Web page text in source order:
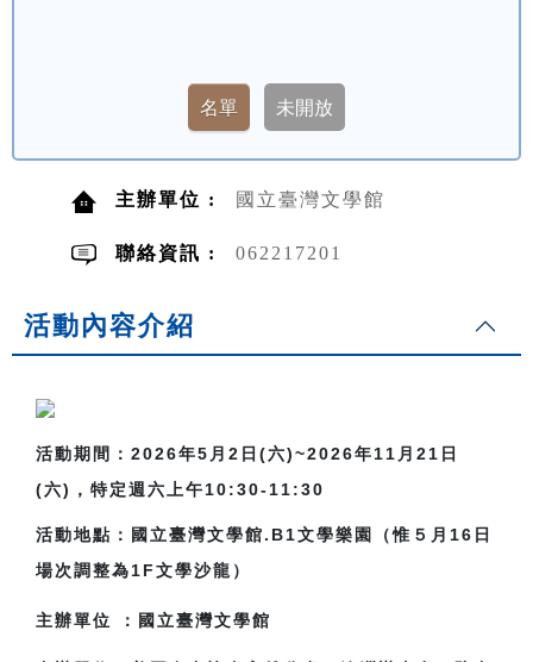
主辦單位 : 國立臺灣文學館
聯絡資訊 : 062217201
活動內容介紹
活動期間：2026年5月2日(六)~2026年11月21日
(六)，特定週六上午10:30-11:30
活動地點：國立臺灣文學館.B1文學樂園（惟５月16日
場次調整為1F文學沙龍）
主辦單位 ：國立臺灣文學館